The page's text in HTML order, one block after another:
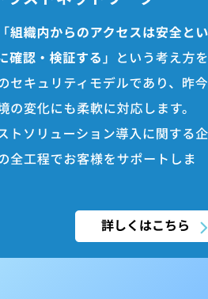
サイバー攻撃対策
内部不正対策
ゼロトラストネッ
トワーク
コンサルティン
グ・
教育・訓練
トータルサポー
まいります。